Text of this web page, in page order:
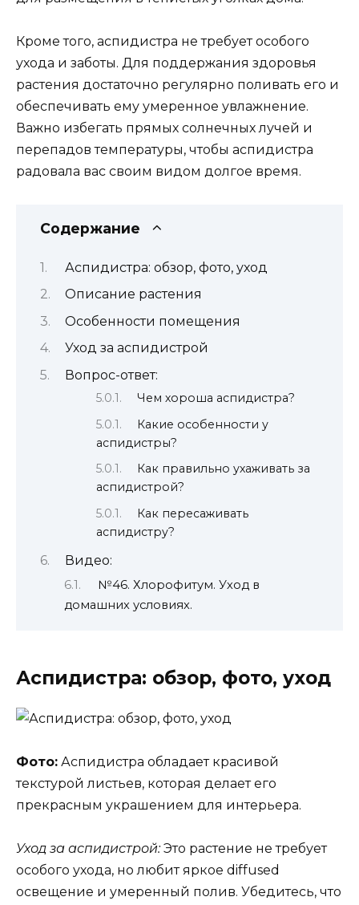
Кроме того, аспидистра не требует особого
ухода и заботы. Для поддержания здоровья
растения достаточно регулярно поливать его и
обеспечивать ему умеренное увлажнение.
Важно избегать прямых солнечных лучей и
перепадов температуры, чтобы аспидистра
радовала вас своим видом долгое время.
Содержание
Аспидистра: обзор, фото, уход
Описание растения
Особенности помещения
Уход за аспидистрой
Вопрос-ответ:
Чем хороша аспидистра?
Какие особенности у
аспидистры?
Как правильно ухаживать за
аспидистрой?
Как пересаживать
аспидистру?
Видео:
№46. Хлорофитум. Уход в
домашних условиях.
Аспидистра: обзор, фото, уход
Фото: Аспидистра обладает красивой
текстурой листьев, которая делает его
прекрасным украшением для интерьера.
Уход за аспидистрой:Это растение не требует
особого ухода, но любит яркое diffused
освещение и умеренный полив. Убедитесь, что